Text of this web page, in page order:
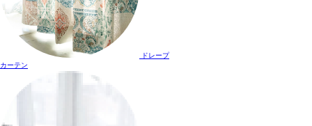
ドレープ
カーテン